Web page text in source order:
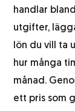
handlar
utgifter,
lön du vill ta
hur många
månad.
ett pris som
Logistik för
Kundtjänst